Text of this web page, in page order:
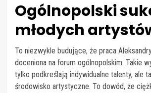
Ogólnopolski
młodych
To niezwykle budujące, że praca
doceniona na forum ogólnopolskim. Takie
tylko podkreślają indywidualne talenty, ale
środowisko artystyczne. To dowód, że